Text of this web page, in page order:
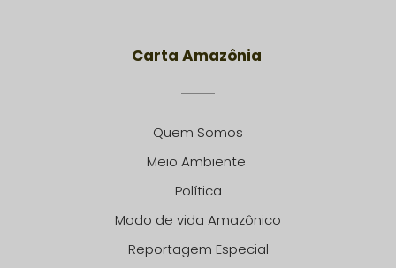
Carta Amazônia
Quem Somos
Meio Ambiente
Política
Modo de vida Amazônico
Reportagem Especial